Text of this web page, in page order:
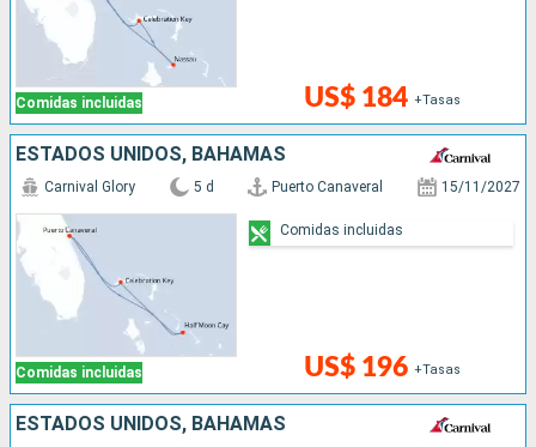
Comidas incluidas US$ 184 +Tasas
ESTADOS UNIDOS, BAHAMAS
Comidas incluidas
Carnival Glory 5 d Puerto Canaveral 15/11/2027
US$ 196 +Tasas
Comidas incluidas
ESTADOS UNIDOS, BAHAMAS